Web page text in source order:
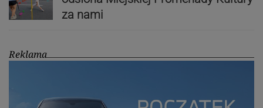
za nami
Reklama